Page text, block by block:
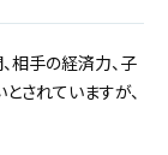
相手の経済力、子
されていますが、